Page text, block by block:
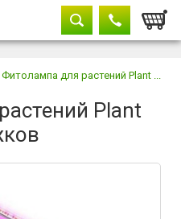
Фитолампа для растений Plant ...
Plant